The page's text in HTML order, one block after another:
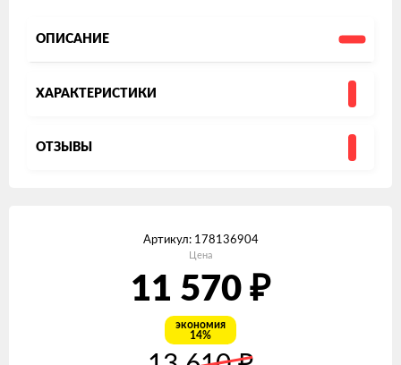
ОПИСАНИЕ
ХАРАКТЕРИСТИКИ
ОТЗЫВЫ
Артикул: 178136904
Цена
11 570 ₽
экономия
14%